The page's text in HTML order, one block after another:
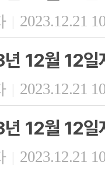
| 2023.12.21
12월 12일
| 2023.12.21
12월 12일
| 2023.12.21